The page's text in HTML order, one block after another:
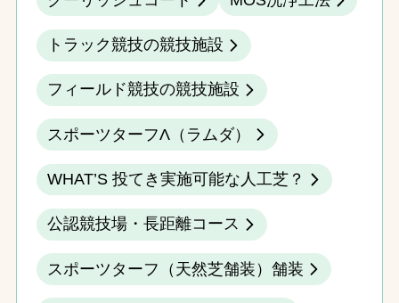
トラック競技の競技施設
フィールド競技の競技施設
スポーツターフΛ（ラムダ）
WHAT’S 投てき実施可能な人工芝？
公認競技場・長距離コース
スポーツターフ（天然芝舗装）舗装